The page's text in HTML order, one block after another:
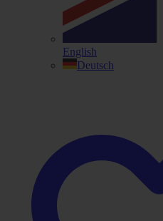
English
Deutsch